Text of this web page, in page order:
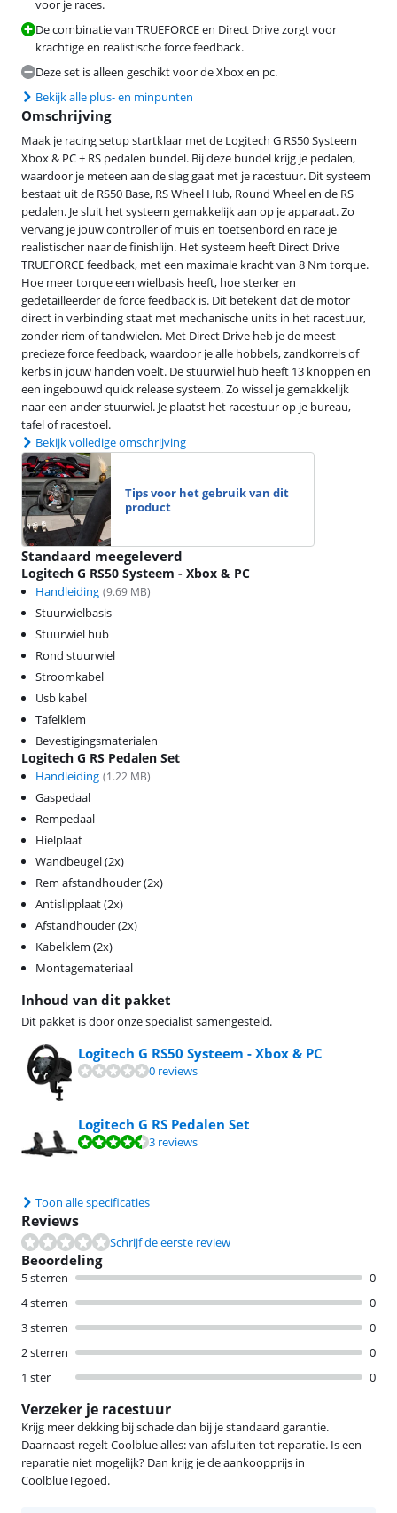
Inhoud van dit pakket
Dit pakket is door onze specialist samengesteld.
Logitech G RS50 Systeem - Xbox & PC
0 reviews
Logitech G RS Pedalen Set
Beoordeling is 8,9 van de 10, gebaseerd op 3 reviews.
3 reviews
Toon alle specificaties
voor je races.
De combinatie van TRUEFORCE en Direct Drive zorgt voor
krachtige en realistische force feedback.
Deze set is alleen geschikt voor de Xbox en pc.
Bekijk alle plus- en minpunten
Omschrijving
Maak je racing setup startklaar met de Logitech G RS50 Systeem
Xbox & PC + RS pedalen bundel. Bij deze bundel krijg je pedalen,
waardoor je meteen aan de slag gaat met je racestuur. Dit systeem
bestaat uit de RS50 Base, RS Wheel Hub, Round Wheel en de RS
pedalen. Je sluit het systeem gemakkelijk aan op je apparaat. Zo
vervang je jouw controller of muis en toetsenbord en race je
realistischer naar de finishlijn. Het systeem heeft Direct Drive
TRUEFORCE feedback, met een maximale kracht van 8 Nm torque.
Hoe meer torque een wielbasis heeft, hoe sterker en
gedetailleerder de force feedback is. Dit betekent dat de motor
direct in verbinding staat met mechanische units in het racestuur,
zonder riem of tandwielen. Met Direct Drive heb je de meest
precieze force feedback, waardoor je alle hobbels, zandkorrels of
kerbs in jouw handen voelt. De stuurwiel hub heeft 13 knoppen en
een ingebouwd quick release systeem. Zo wissel je gemakkelijk
naar een ander stuurwiel. Je plaatst het racestuur op je bureau,
tafel of racestoel.
Bekijk volledige omschrijving
Tips voor het gebruik van dit
product
Standaard meegeleverd
Logitech G RS50 Systeem - Xbox & PC
Handleiding (9.69 MB)
Stuurwielbasis
Stuurwiel hub
Rond stuurwiel
Stroomkabel
Usb kabel
Tafelklem
Bevestigingsmaterialen
Logitech G RS Pedalen Set
Handleiding (1.22 MB)
Gaspedaal
Rempedaal
Hielplaat
Wandbeugel (2x)
Rem afstandhouder (2x)
Antislipplaat (2x)
Afstandhouder (2x)
Kabelklem (2x)
Montagemateriaal
Reviews
Schrijf de eerste review
Beoordeling
5 sterren
0
4 sterren
0
3 sterren
0
2 sterren
0
1 ster
0
Verzeker je racestuur
Krijg meer dekking bij schade dan bij je standaard garantie.
Daarnaast regelt Coolblue alles: van afsluiten tot reparatie. Is een
reparatie niet mogelijk? Dan krijg je de aankoopprijs in
CoolblueTegoed.